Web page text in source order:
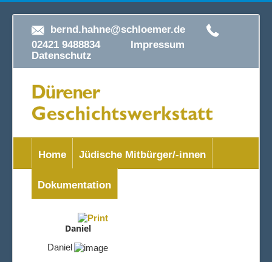
bernd.hahne@schloemer.de
02421 9488834 Impressum
Datenschutz
Home Jüdische Mitbürger/-innen
Dokumentation
Daniel
Daniel